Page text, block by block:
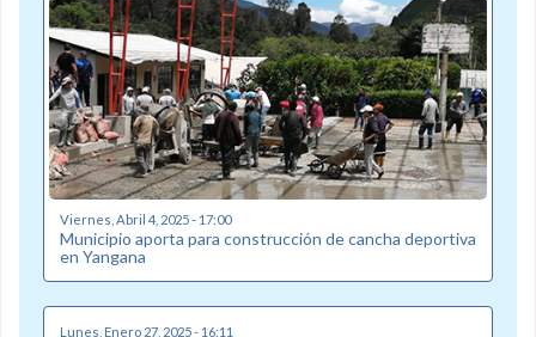
Viernes, Abril 4, 2025 - 17:00
Municipio aporta para construcción de cancha deportiva
en Yangana
Lunes, Enero 27, 2025 - 16:11